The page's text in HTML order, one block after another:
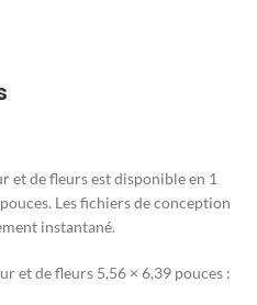
et de fleurs est disponible en 1
Les fichiers de conception
instantané.
et de fleurs 5,56 × 6,39 pouces :